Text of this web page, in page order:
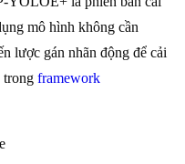
mô hình không cần
lược gán nhãn động để cải
trong framework